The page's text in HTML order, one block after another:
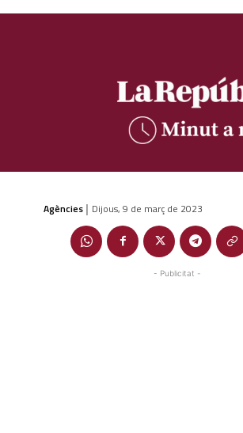
Agències | Dijous, 9 de març de 2023
- Publicitat -